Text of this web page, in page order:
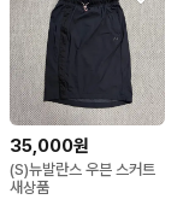
35,000원
(S)뉴발란스 우븐 스커트
새상품